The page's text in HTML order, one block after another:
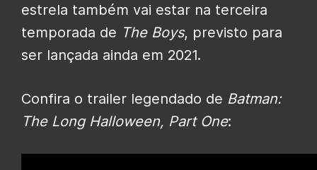
estrela também vai estar na terceira
temporada de The Boys, previsto para
ser lançada ainda em 2021.
Confira o trailer legendado de Batman:
The Long Halloween, Part One: